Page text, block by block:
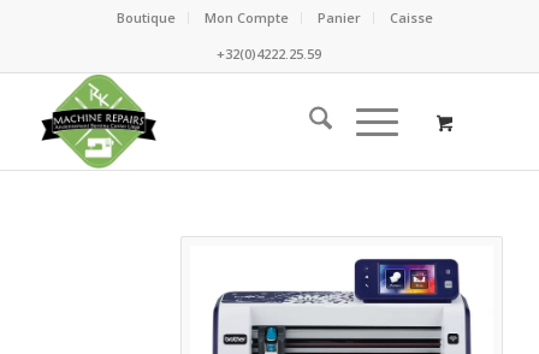
Boutique Mon Compte Panier
Caisse
+32(0)4222.25.59